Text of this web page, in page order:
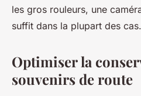
les gros rouleurs, une
suffit dans la plupart des cas.
Optimiser la
souvenirs de route